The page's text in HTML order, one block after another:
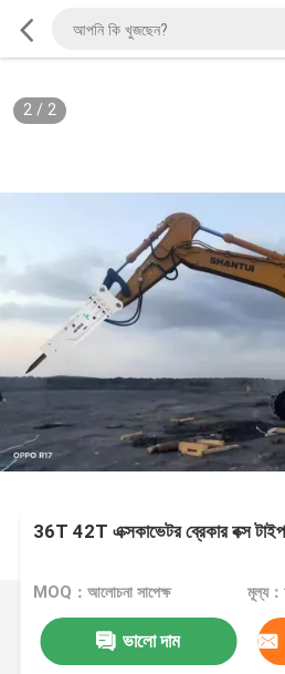
2/ 2
36T 42T এক্সকাভেটর ব্রেকার বক্স
MOQ：আলোচনা সাপেক্ষ মূল্য：
ভালো দাম